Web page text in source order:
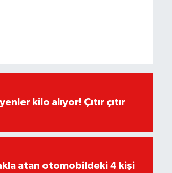
kilo alıyor! Çıtır çıtır
atan otomobildeki 4 kişi